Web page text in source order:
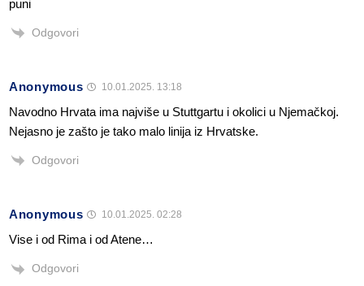
puni
Odgovori
Anonymous 10.01.2025. 13:18
Navodno Hrvata ima najviše u Stuttgartu i okolici u Njemačkoj.
Nejasno je zašto je tako malo linija iz Hrvatske.
Odgovori
Anonymous 10.01.2025. 02:28
Vise i od Rima i od Atene…
Odgovori